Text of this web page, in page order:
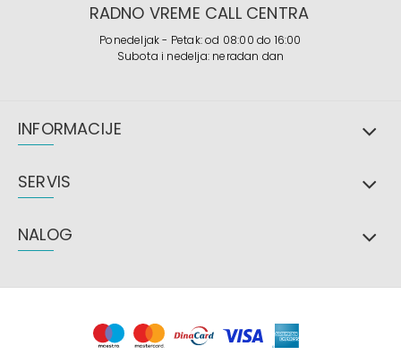
RADNO VREME CALL CENTRA
Ponedeljak - Petak: od 08:00 do 16:00
Subota i nedelja: neradan dan
INFORMACIJE
SERVIS
NALOG